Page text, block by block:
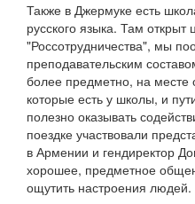
Также в Джермуке есть
русского языка. Там открыт
"Россотрудничества", мы
преподавательским
более предметно, на месте
которые есть у школы, и
полезно оказывать
поездке участвовали
в Армении и гендиректор
хорошее, предметное
ощутить настроения людей.